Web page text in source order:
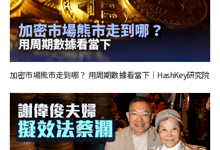
加密市場熊市走到哪？ 用周期數據看當下｜HashKey研究院